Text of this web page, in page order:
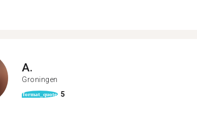
A.
Groningen
format_quote 5